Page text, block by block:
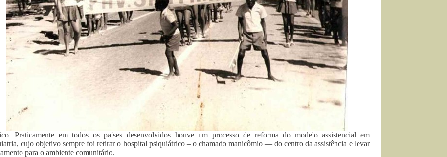
Praticamente em todos os países desenvolvidos houve um processo de reforma do modelo assistencial em
cujo objetivo sempre foi retirar o hospital psiquiátrico – o chamado manicômio — do centro da assistência e levar
para o ambiente comunitário.